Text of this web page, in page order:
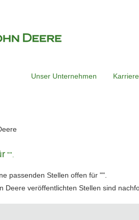
Unser Unternehmen
(aktuelle
"".
passenden Stellen offen für "".
Deere veröffentlichten Stellen sind